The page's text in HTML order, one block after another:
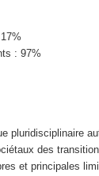
: 97%
pluridisciplinaire
des
et principales